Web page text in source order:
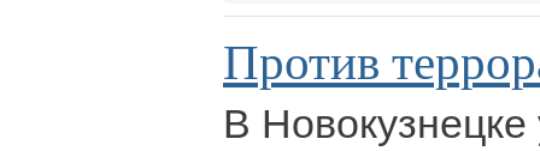
Против
В